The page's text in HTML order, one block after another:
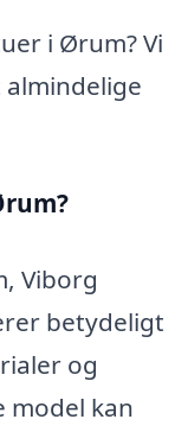
i Ørum? Vi
Viborg
betydeligt
og
model kan